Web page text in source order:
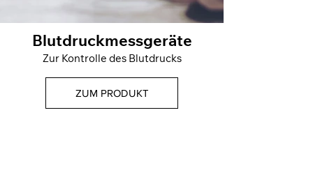
Blutdruckmessgeräte
Zur Kontrolle des Blutdrucks
ZUM PRODUKT